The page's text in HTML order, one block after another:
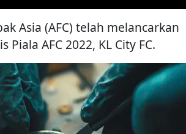
Asia (AFC) telah melancarkan
Piala AFC 2022, KL City FC.